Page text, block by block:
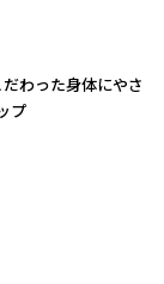
わった身体にやさ
プ